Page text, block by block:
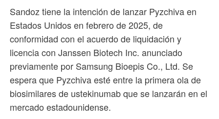
Sandoz tiene la intención de lanzar Pyzchiva en
Estados Unidos en febrero de 2025, de
conformidad con el acuerdo de liquidación y
licencia con Janssen Biotech Inc. anunciado
previamente por Samsung Bioepis Co., Ltd. Se
espera que Pyzchiva esté entre la primera ola de
biosimilares de ustekinumab que se lanzarán en el
mercado estadounidense.